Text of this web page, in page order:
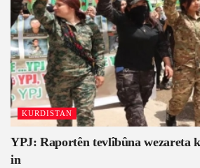
KURDISTAN
YPJ: Raportên tevlîbûna wezareta
in